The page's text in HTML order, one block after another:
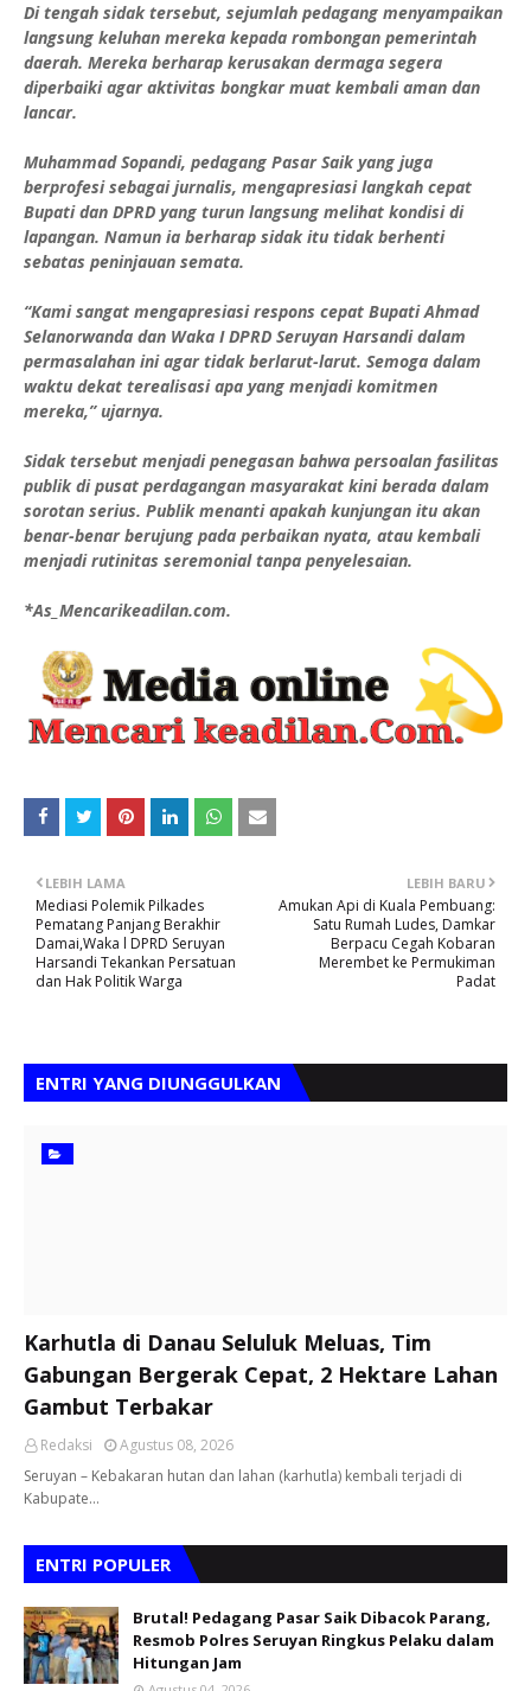
Di tengah sidak tersebut, sejumlah pedagang menyampaikan
langsung keluhan mereka kepada rombongan pemerintah
daerah. Mereka berharap kerusakan dermaga segera
diperbaiki agar aktivitas bongkar muat kembali aman dan
lancar.
Muhammad Sopandi, pedagang Pasar Saik yang juga
berprofesi sebagai jurnalis, mengapresiasi langkah cepat
Bupati dan DPRD yang turun langsung melihat kondisi di
lapangan. Namun ia berharap sidak itu tidak berhenti
sebatas peninjauan semata.
“Kami sangat mengapresiasi respons cepat Bupati Ahmad
Selanorwanda dan Waka I DPRD Seruyan Harsandi dalam
permasalahan ini agar tidak berlarut-larut. Semoga dalam
waktu dekat terealisasi apa yang menjadi komitmen
mereka,” ujarnya.
Sidak tersebut menjadi penegasan bahwa persoalan fasilitas
publik di pusat perdagangan masyarakat kini berada dalam
sorotan serius. Publik menanti apakah kunjungan itu akan
benar-benar berujung pada perbaikan nyata, atau kembali
menjadi rutinitas seremonial tanpa penyelesaian.
*As_Mencarikeadilan.com.
LEBIH BARU
Amukan Api di Kuala Pembuang:
Satu Rumah Ludes, Damkar
Berpacu Cegah Kobaran
Merembet ke Permukiman
Padat
LEBIH LAMA
Mediasi Polemik Pilkades
Pematang Panjang Berakhir
Damai,Waka l DPRD Seruyan
Harsandi Tekankan Persatuan
dan Hak Politik Warga
ENTRI YANG DIUNGGULKAN
Karhutla di Danau Seluluk Meluas, Tim
Gabungan Bergerak Cepat, 2 Hektare Lahan
Gambut Terbakar
Redaksi
Agustus 08, 2026
Seruyan – Kebakaran hutan dan lahan (karhutla) kembali terjadi di
Kabupate…
ENTRI POPULER
Brutal! Pedagang Pasar Saik Dibacok Parang,
Resmob Polres Seruyan Ringkus Pelaku dalam
Hitungan Jam